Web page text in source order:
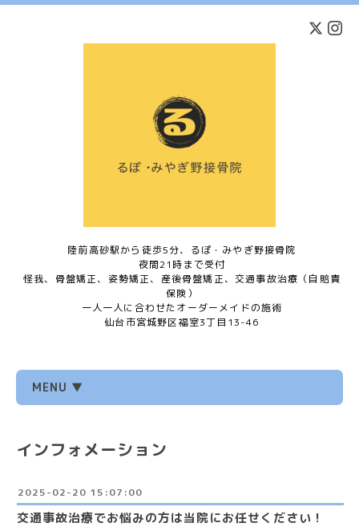
陸前高砂駅から徒歩5分、るぽ・みやぎ野接骨院
夜間21時まで受付
怪我、骨盤矯正、姿勢矯正、産後骨盤矯正、交通事故治療（自賠責
保険）
一人一人に合わせたオーダーメイドの施術
仙台市宮城野区福室3丁目13-46
MENU ▼
インフォメーション
2025-02-20 15:07:00
交通事故治療でお悩みの方は当院にお任せください！